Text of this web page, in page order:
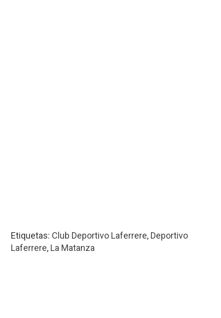
Etiquetas: Club Deportivo Laferrere, Deportivo
Laferrere, La Matanza